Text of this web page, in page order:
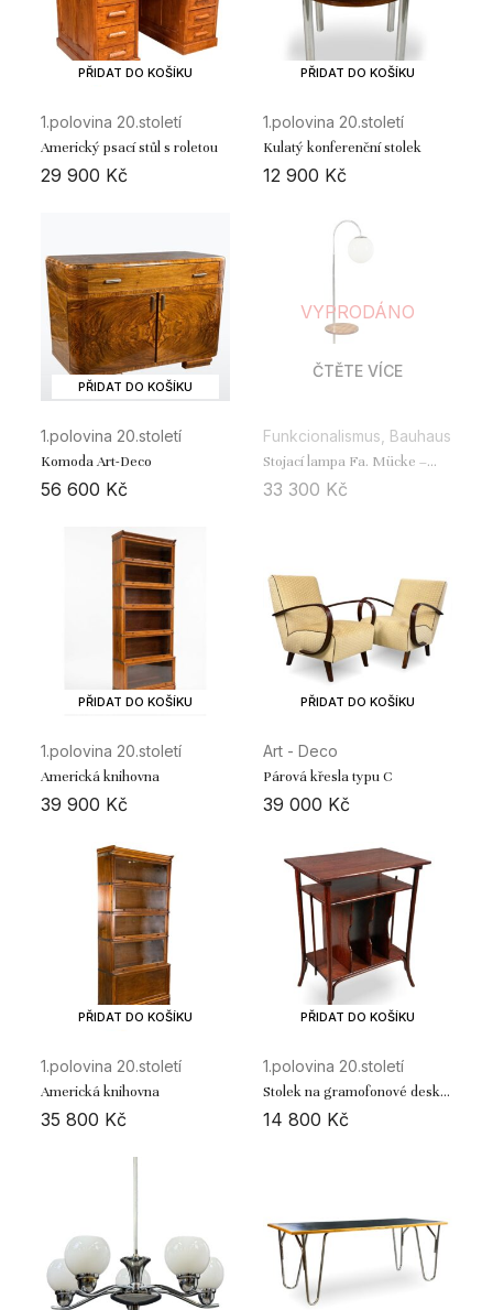
PŘIDAT DO KOŠÍKU
1.polovina 20.století
Americký psací stůl s roletou
29 900 Kč
PŘIDAT DO KOŠÍKU
1.polovina 20.století
Kulatý konferenční stolek
12 900 Kč
PŘIDAT DO KOŠÍKU
1.polovina 20.století
Komoda Art-Deco
56 600 Kč
VYPRODÁNO
ČTĚTE VÍCE
Funkcionalismus, Bauhaus
Stojací lampa Fa. Mücke –
Melder
33 300 Kč
PŘIDAT DO KOŠÍKU
1.polovina 20.století
Americká knihovna
39 900 Kč
PŘIDAT DO KOŠÍKU
Art - Deco
Párová křesla typu C
39 000 Kč
PŘIDAT DO KOŠÍKU
1.polovina 20.století
Americká knihovna
35 800 Kč
PŘIDAT DO KOŠÍKU
1.polovina 20.století
Stolek na gramofonové desky
/ Fa. Thonet
14 800 Kč